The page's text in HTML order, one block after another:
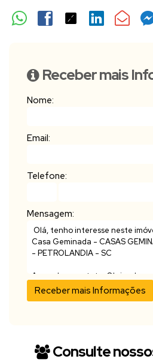
Receber mais
Nome:
Email:
Telefone:
Mensagem:
Consulte